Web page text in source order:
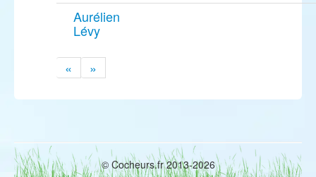
Aurélien
Lévy
« »
© Cocheurs.fr 2013-2026